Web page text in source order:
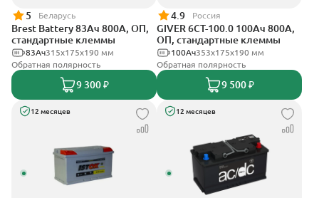
5 Беларусь
Brest Battery 83Ач 800А, ОП,
стандартные клеммы
315x175x190 мм
83Ач
Обратная полярность
9 300 ₽
4.9 Россия
GIVER 6CT-100.0 100Ач 800А,
ОП, стандартные клеммы
353х175х190 мм
100Ач
Обратная полярность
9 500 ₽
12 месяцев 12 месяцев